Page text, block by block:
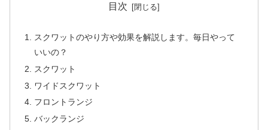
目次
スクワットのやり方や効果を解説します。毎日やって
いいの？
スクワット
ワイドスクワット
フロントランジ
バックランジ